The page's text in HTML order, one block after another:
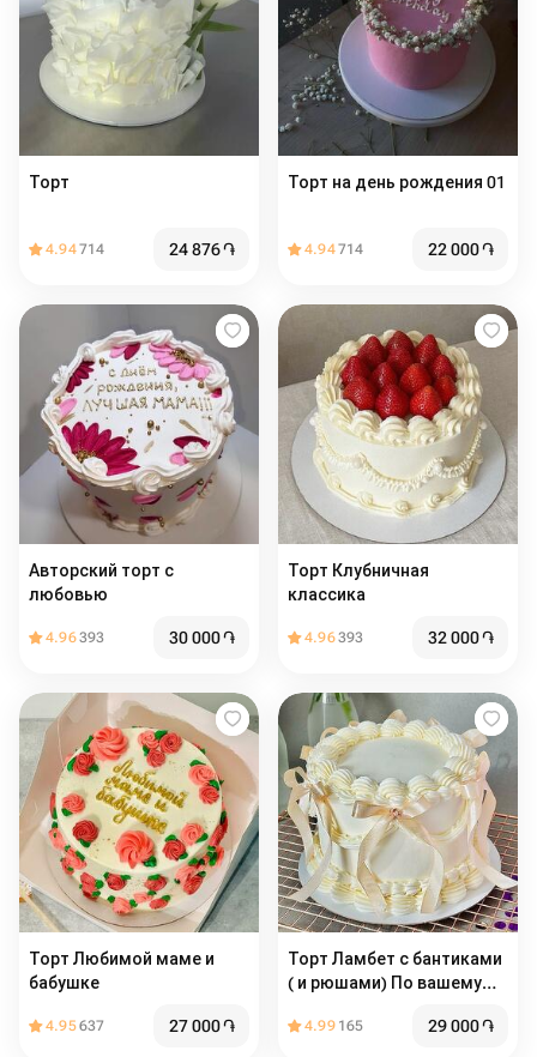
Торт
4.94714 24 876֏
Торт на день рождения 01
4.94714 22 000֏
Авторский торт с
любовью
4.96393 30 000֏
Торт Клубничная
классика
4.96393 32 000֏
Торт Любимой маме и
бабушке ️
4.95637 27 000֏
Торт Ламбет с бантиками
( и рюшами) По вашему
добавить надпись
4.99 165 29 000֏